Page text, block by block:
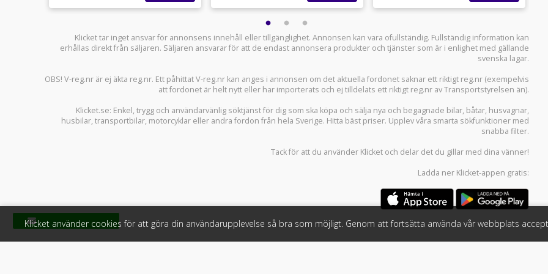
Klicket tar inget ansvar för annonsens innehåll eller tillgänglighet. Annonsen kan vara ofullständig. Fullständig information kan
erhållas direkt från säljaren. Säljaren ansvarar för att de endast annonsera produkter och tjänster som är i enlighet med gällande
svenska lagar.
OBS! V-reg.nr är ej äkta reg.nr. Ett påhittat V-reg.nr kan anges i annonsen om det aktuella fordonet saknar ett riktigt reg.nr (exempelvis
att fordonet är helt nytt eller har importerats och ej tilldelats ett riktigt reg.nr av Transportstyrelsen än).
Klicket.se: Enkel, trygg och användarvänlig söktjänst för dig som ska köpa och sälja nya och begagnade bilar, båtar, husvagnar,
husbilar,transportbilar, motorcyklar eller andra fordon från hela Sverige. Hitta bäst priser. Upplev våra smarta sökfunktioner med
snabba filter.
Tack för att du använder Klicket och delar det du gillar med dina vänner!
Ladda ner Klicket-appen gratis:
Klicket använder cookies för att göra din användarupplevelse så bra som möjligt. Genom att fortsätta använda vår webbplats